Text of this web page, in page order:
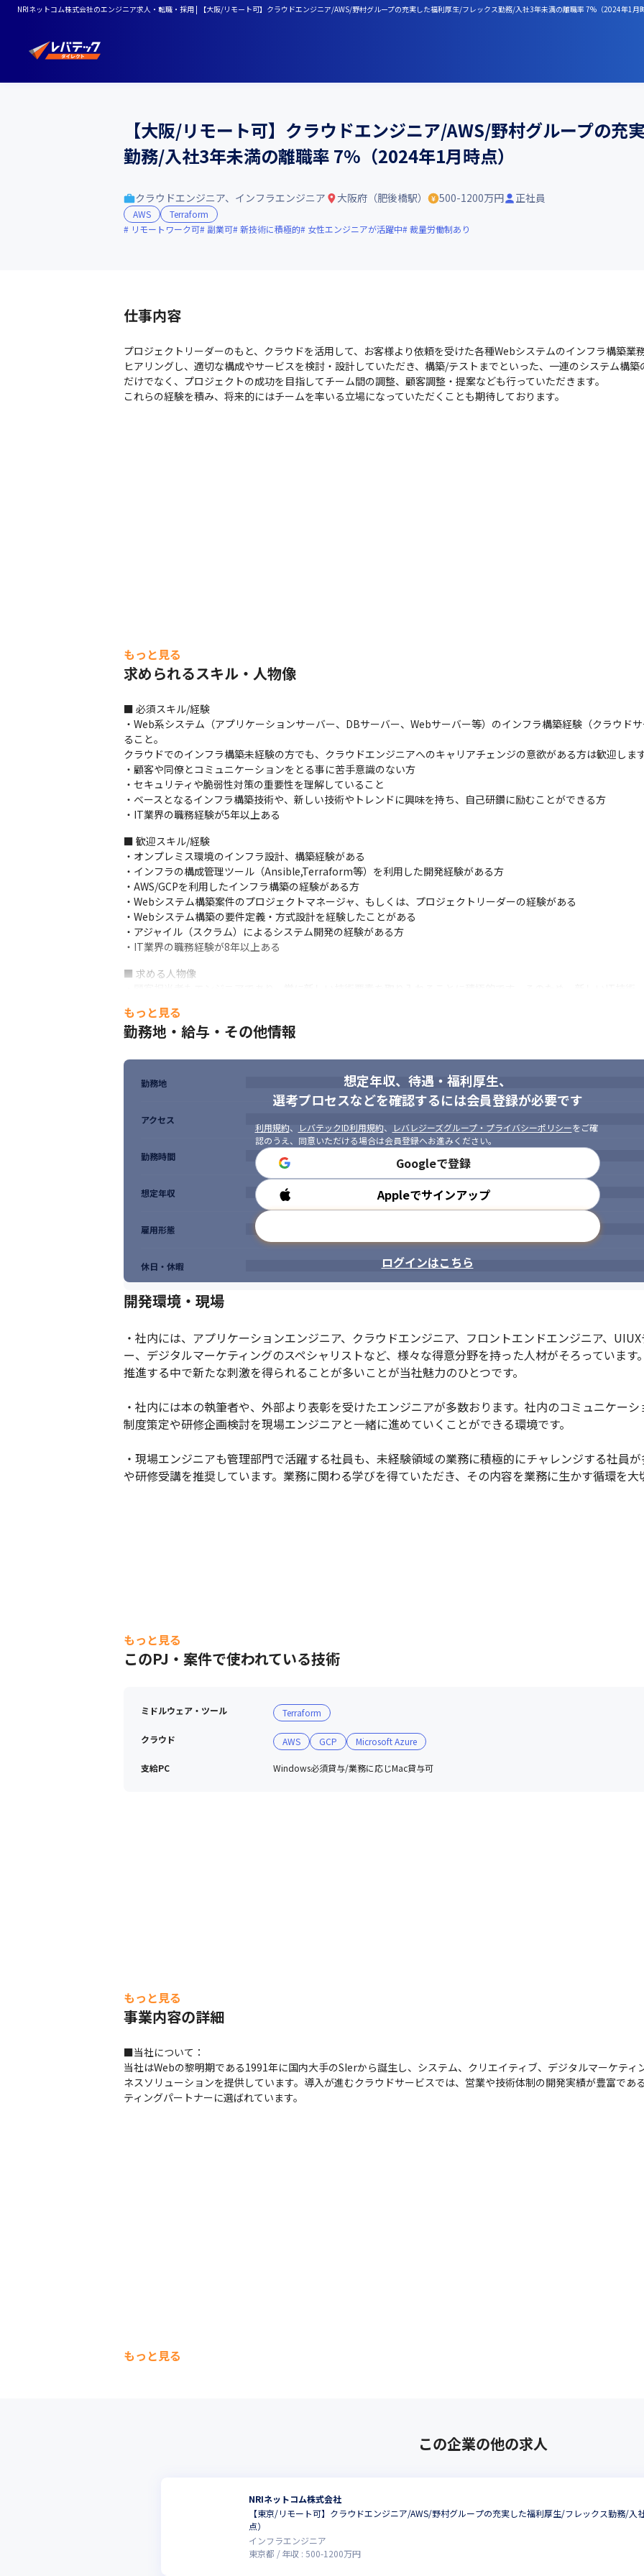
NRIネットコム株式会社のエンジニア求人・転職・採用 | 【大阪/リモート可】クラウドエンジニア/AWS/野村グループの充実した福利厚生/フレックス勤務/入社3年未満の離職率 7%（2024年1月時
【大阪/リモート可】クラウドエンジニア/AWS/野村グループの充
勤務/入社3年未満の離職率 7%（2024年1月時点）
クラウドエンジニア、インフラエンジニア 大阪府（肥後橋駅） 500-1200万円 正社員
AWS
Terraform
リモートワーク可
副業可 新技術に積極的 女性エンジニアが活躍中 裁量労働制あり
仕事内容
プロジェクトリーダーのもと、クラウドを活用して、お客様より依頼を受けた各種Webシステムのインフラ構築業
ヒアリングし、適切な構成やサービスを検討・設計していただき、構築/テストまでといった、一連のシステム構
だけでなく、プロジェクトの成功を目指してチーム間の調整、顧客調整・提案なども行っていただきます。
これらの経験を積み、将来的にはチームを率いる立場になっていただくことも期待しております。
もっと見る
求められるスキル・人物像
■ 必須スキル/経験
・Web系システム（アプリケーションサーバー、DBサーバー、Webサーバー等）のインフラ構築経験（クラウド
ること。
クラウドでのインフラ構築未経験の方でも、クラウドエンジニアへのキャリアチェンジの意欲がある方は歓迎しま
・顧客や同僚とコミュニケーションをとる事に苦手意識のない方
・セキュリティや脆弱性対策の重要性を理解していること
・ベースとなるインフラ構築技術や、新しい技術やトレンドに興味を持ち、自己研鑽に励むことができる方
・IT業界の職務経験が5年以上ある
■ 歓迎スキル/経験
・オンプレミス環境のインフラ設計、構築経験がある
・インフラの構成管理ツール（Ansible,Terraform等）を利用した開発経験がある方
・AWS/GCPを利用したインフラ構築の経験がある方
・Webシステム構築案件のプロジェクトマネージャ、もしくは、プロジェクトリーダーの経験がある
・Webシステム構築の要件定義・方式設計を経験したことがある
・アジャイル（スクラム）によるシステム開発の経験がある方
・IT業界の職務経験が8年以上ある
■ 求める人物像
・現状に満足せず、常に改善できることがないかを考えられる方
もっと見る
勤務地・給与・その他情報
想定年収、待遇・福利厚生、
選考プロセスなどを確認するには会員登録が必要です
利用規約、 レバテックID利用規約、 レバレジーズグループ・プライバシーポリシーをご確
認のうえ、同意いただける場合は会員登録へお進みください。
Googleで登録
Appleでサインアップ
ログインはこちら
勤務地
アクセス
勤務時間
想定年収
雇用形態
休日・休暇
開発環境・現場
・社内には、アプリケーションエンジニア、クラウドエンジニア、フロントエンドエンジニア、
ー、デジタルマーケティングのスペシャリストなど、様々な得意分野を持った人材がそろっていま
推進する中で新たな刺激を得られることが多いことが当社魅力のひとつです。
・社内には本の執筆者や、外部より表彰を受けたエンジニアが多数おります。社内のコミュニケーシ
制度策定や研修企画検討を現場エンジニアと一緒に進めていくことができる環境です。
・現場エンジニアも管理部門で活躍する社員も、未経験領域の業務に積極的にチャレンジする社員
や研修受講を推奨しています。業務に関わる学びを得ていただき、その内容を業務に生かす循環を大
もっと見る
このPJ・案件で使われている技術
ミドルウェア・ツール Terraform
クラウド AWS GCP Microsoft Azure
支給PC Windows必須貸与/業務に応じMac貸与可
もっと見る
事業内容の詳細
■当社について：
当社はWebの黎明期である1991年に国内大手のSIerから誕生し、システム、クリエイティブ、デジタルマーケテ
ネスソリューションを提供しています。導入が進むクラウドサービスでは、営業や技術体制の開発実績が豊富であ
ティングパートナーに選ばれています。
もっと見る
この企業の他の求人
NRIネットコム株式会社
【東京/リモート可】クラウドエンジニア/AWS/野村グループの充実した福利厚生/フレックス勤務/
点）
インフラエンジニア
東京都
年収 :500-1200万円